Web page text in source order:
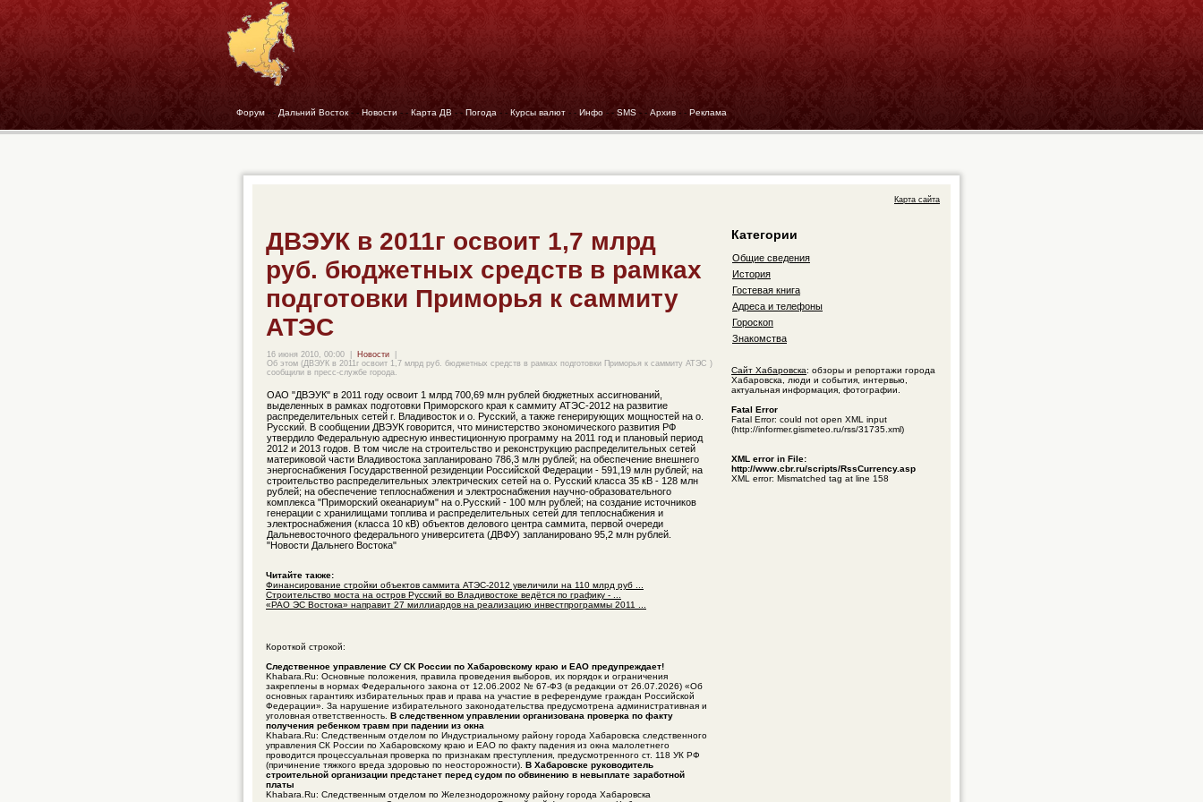
Форум - - Дальний Восток- - Новости - - Карта ДВ - - Погода - - Курсы валют - - Инфо - - SMS - - Архив - - Реклама
Карта сайта
ДВЭУК в 2011г освоит 1,7 млрд
руб. бюджетных средств в рамках
подготовки Приморья к саммиту
АТЭС
16 июня 2010, 00:00 Новости
Об этом (ДВЭУК в 2011г освоит 1,7 млрд руб. бюджетных средств в рамках подготовки Приморья к саммиту АТЭС )
сообщили в пресс-службе города.
ОАО "ДВЭУК" в 2011 году освоит 1 млрд 700,69 млн рублей бюджетных ассигнований,
выделенных в рамках подготовки Приморского края к саммиту АТЭС-2012 на развитие
распределительных сетей г. Владивосток и о. Русский, а также генерирующих мощностей на о.
Русский. В сообщении ДВЭУК говорится, что министерство экономического развития РФ
утвердило Федеральную адресную инвестиционную программу на 2011 год и плановый период
2012 и 2013 годов. В том числе на строительство и реконструкцию распределительных сетей
материковой части Владивостока запланировано 786,3 млн рублей; на обеспечение внешнего
энергоснабжения Государственной резиденции Российской Федерации - 591,19 млн рублей; на
строительство распределительных электрических сетей на о. Русский класса 35 кВ - 128 млн
рублей; на обеспечение теплоснабжения и электроснабжения научно-образовательного
комплекса "Приморский океанариум" на о.Русский - 100 млн рублей; на создание источников
генерации с хранилищами топлива и распределительных сетей для теплоснабжения и
электроснабжения (класса 10 кВ) объектов делового центра саммита, первой очереди
Дальневосточного федерального университета (ДВФУ) запланировано 95,2 млн рублей.
"Новости Дальнего Востока"
Читайте также:
Финансирование стройки объектов саммита АТЭС-2012 увеличили на 110 млрд руб ...
Строительство моста на остров Русский во Владивостоке ведётся по графику - ...
«РАО ЭС Востока» направит 27 миллиардов на реализацию инвестпрограммы 2011 ...
Короткой строкой:
Следственное управление СУ СК России по Хабаровскому краю и ЕАО предупреждает!
Khabara.Ru: Основные положения, правила проведения выборов, их порядок и ограничения
закреплены в нормах Федерального закона от 12.06.2002 № 67-ФЗ (в редакции от 26.07.2026) «Об
основных гарантиях избирательных прав и права на участие в референдуме граждан Российской
Федерации». За нарушение избирательного законодательства предусмотрена административная и
уголовная ответственность. В следственном управлении организована проверка по факту
получения ребенком травм при падении из окна
Khabara.Ru: Следственным отделом по Индустриальному району города Хабаровска следственного
управления СК России по Хабаровскому краю и ЕАО по факту падения из окна малолетнего
проводится процессуальная проверка по признакам преступления, предусмотренного ст. 118 УК РФ
(причинение тяжкого вреда здоровью по неосторожности). В Хабаровске руководитель
строительной организации предстанет перед судом по обвинению в невыплате заработной
платы
Khabara.Ru: Следственным отделом по Железнодорожному району города Хабаровска
Категории
Общие сведения
История
Гостевая книга
Адреса и телефоны
Гороскоп
Знакомства
Сайт Хабаровска: обзоры и репортажи города
Хабаровска, люди и события, интервью,
актуальная информация, фотографии.
Fatal Error
Fatal Error: could not open XML input
(http://informer.gismeteo.ru/rss/31735.xml)
XML error in File:
http://www.cbr.ru/scripts/RssCurrency.asp
XML error: Mismatched tag at line 158